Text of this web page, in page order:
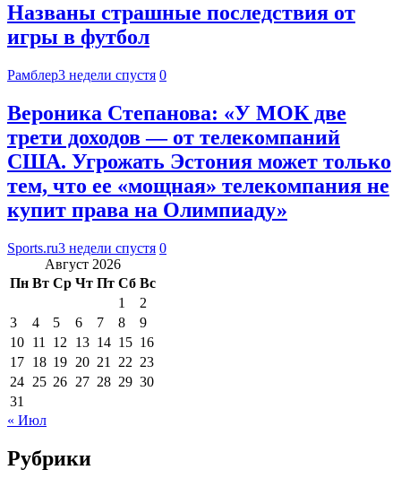
Названы страшные последствия от
игры в футбол
Рамблер3 недели спустя 0
Вероника Степанова: «У МОК две
трети доходов — от телекомпаний
США. Угрожать Эстония может только
тем, что ее «мощная» телекомпания не
купит права на Олимпиаду»
Sports.ru3 недели спустя 0
Август 2026
Пн Вт Ср Чт Пт Сб Вс
1
2
3
4 5 6 7 8
9
10 11 12 13 14 15 16
17 18 19 20 21 22 23
24 25 26 27 28 29 30
31
« Июл
Рубрики